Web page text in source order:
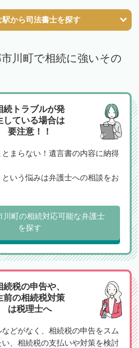
駅から司法書士を探す
川町で相続に強いその
続トラブルが発
している場合は
要注意！！
まらない！遺言書の内容に納得
いう悩みは弁護士への相談をお
川町の相続対応可能な弁護士
を探す
続税の申告や、
前の相続税対策
は税理士へ
どがなく、相続税の申告をスム
、相続税の支払いや対策を検討